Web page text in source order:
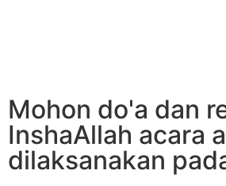
Mohon do'a dan
InshaAllah acara
dilaksanakan